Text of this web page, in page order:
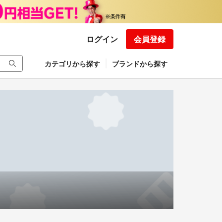
ログイン 会員登録
カテゴリから探す ブランドから探す